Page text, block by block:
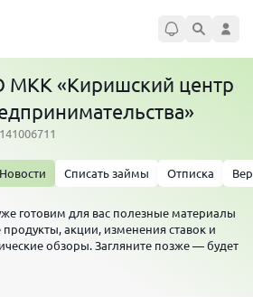
«Киришский центр
Новости Списать займы Отписка
готовим для вас полезные материалы
акции, изменения ставок и
обзоры. Загляните позже — будет